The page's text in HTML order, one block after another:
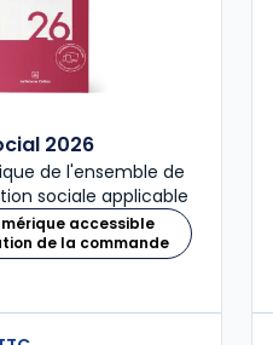
2026
de l'ensemble de
sociale applicable
accessible
de la commande